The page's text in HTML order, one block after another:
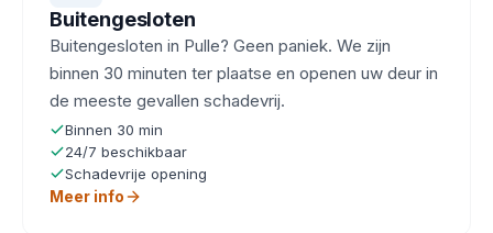
Buitengesloten
Buitengesloten in Pulle? Geen paniek. We zijn
binnen 30 minuten ter plaatse en openen uw deur in
de meeste gevallen schadevrij.
Binnen 30 min
24/7 beschikbaar
Schadevrije opening
Meer info